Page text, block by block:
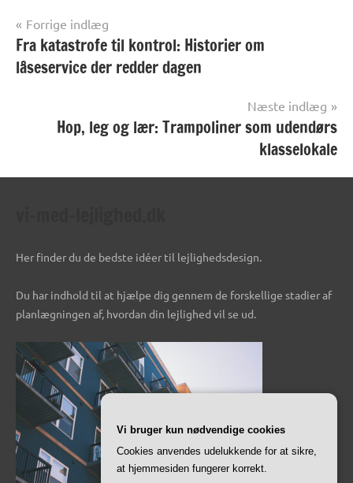
Indlægsnavigation
Forrige indlæg
Fra katastrofe til kontrol: Historier om
låseservice der redder dagen
Næste indlæg
Hop, leg og lær: Trampoliner som udendørs
klasselokale
Her finder du de bedste idéer til lejlighedsdesign.
Du har indhold til at hjælpe dig gennem de forskellige stadier af
planlægningen af, hvordan din lejlighed vil se ud.
Vi bruger kun nødvendige cookies
Cookies anvendes udelukkende for at sikre,
at hjemmesiden fungerer korrekt.